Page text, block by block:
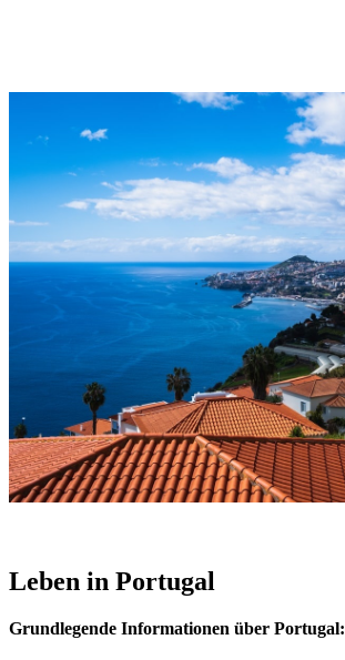
Leben in Portugal
Grundlegende Informationen über Portugal: